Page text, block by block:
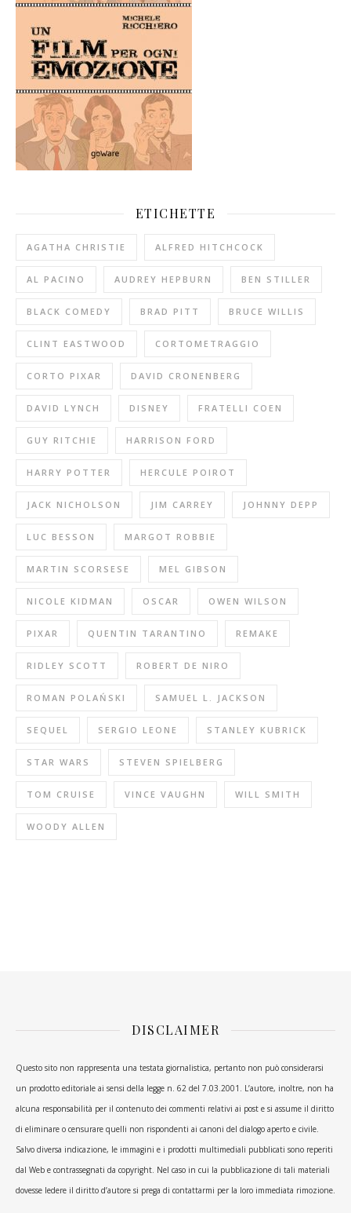
ETICHETTE
AGATHA CHRISTIE ALFRED HITCHCOCK
AL PACINO AUDREY HEPBURN BEN STILLER
BLACK COMEDY BRAD PITT BRUCE WILLIS
CLINT EASTWOOD CORTOMETRAGGIO
CORTO PIXAR DAVID CRONENBERG
DAVID LYNCH DISNEY FRATELLI COEN
GUY RITCHIE HARRISON FORD
HARRY POTTER HERCULE POIROT
JACK NICHOLSON JIM CARREY JOHNNY DEPP
LUC BESSON MARGOT ROBBIE
MARTIN SCORSESE MEL GIBSON
NICOLE KIDMAN OSCAR OWEN WILSON
PIXAR QUENTIN TARANTINO REMAKE
RIDLEY SCOTT ROBERT DE NIRO
ROMAN POLAŃSKI SAMUEL L. JACKSON
SEQUEL SERGIO LEONE STANLEY KUBRICK
STAR WARS STEVEN SPIELBERG
TOM CRUISE VINCE VAUGHN WILL SMITH
WOODY ALLEN
DISCLAIMER
Questo sito non rappresenta una testata giornalistica, pertanto non può considerarsi
un prodotto editoriale ai sensi della legge n. 62 del 7.03.2001. L’autore, inoltre, non ha
alcuna responsabilità per il contenuto dei commenti relativi ai post e si assume il diritto
di eliminare o censurare quelli non rispondenti ai canoni del dialogo aperto e civile.
Salvo diversa indicazione, le immagini e i prodotti multimediali pubblicati sono reperiti
dal Web e contrassegnati da copyright. Nel caso in cui la pubblicazione di tali materiali
dovesse ledere il diritto d’autore si prega di contattarmi per la loro immediata rimozione.